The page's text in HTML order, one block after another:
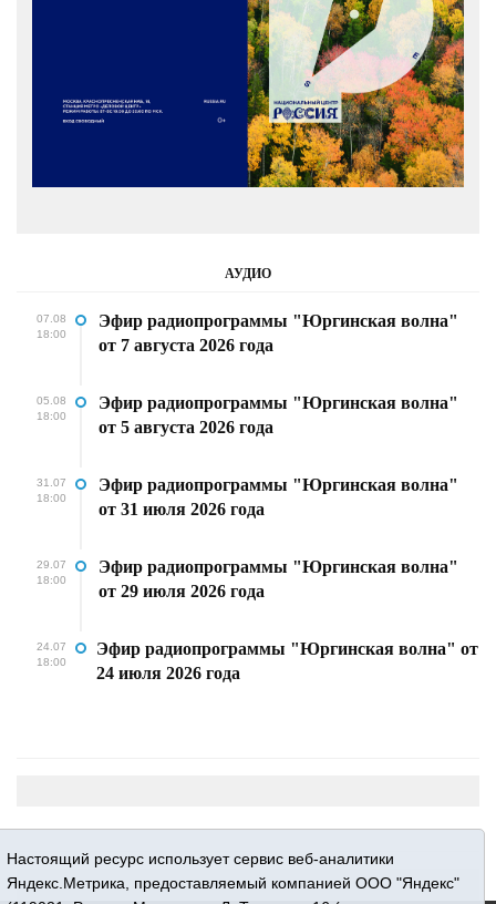
АУДИО
07.08
18:00
Эфир радиопрограммы "Юргинская волна"
от 7 августа 2026 года
05.08
18:00
Эфир радиопрограммы "Юргинская волна"
от 5 августа 2026 года
31.07
18:00
Эфир радиопрограммы "Юргинская волна"
от 31 июля 2026 года
29.07
18:00
Эфир радиопрограммы "Юргинская волна"
от 29 июля 2026 года
24.07
18:00
Эфир радиопрограммы "Юргинская волна" от
24 июля 2026 года
Настоящий ресурс использует сервис веб-аналитики
Яндекс.Метрика, предоставляемый компанией ООО "Яндекс"